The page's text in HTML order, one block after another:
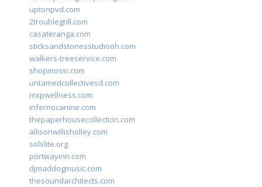
uptonpvd.com
2troublegrill.com
casateranga.com
sticksandstonesstudiooh.com
walkers-treeservice.com
shopmossi.com
untamedcollectivesd.com
mxpwellness.com
infernocanine.com
thepaperhousecollection.com
allisonwillisholley.com
solslite.org
portwayinn.com
djmaddogmusic.com
thesoundarchitects.com